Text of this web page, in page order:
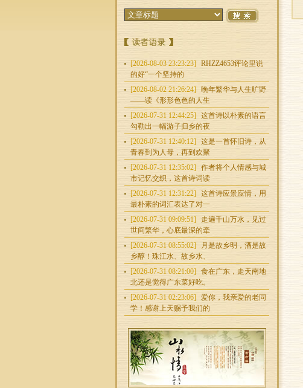
[2026-08-03 23:23:23]
RHZZ4653评论里说
的好“一个坚持的
[2026-08-02 21:26:24]
晚年繁华与人生旷野
——读《形形色色的人生
[2026-07-31 12:44:25]
这首诗以朴素的语言
勾勒出一幅游子归乡的夜
[2026-07-31 12:40:12]
这是一首怀旧诗，从
青春到为人母，再到欢聚
[2026-07-31 12:35:02]
作者将个人情感与城
市记忆交织，这首诗词读
[2026-07-31 12:31:22]
这首诗应景应情，用
最朴素的词汇表达了对一
[2026-07-31 09:09:51]
走遍千山万水，见过
世间繁华，心底最深的牵
[2026-07-31 08:55:02]
月是故乡明，酒是故
乡醇！珠江水、故乡水、
[2026-07-31 08:21:00]
食在广东，走天南地
北还是觉得广东菜好吃。
[2026-07-31 02:23:06]
爱你，我亲爱的老同
学！感谢上天赐予我们的